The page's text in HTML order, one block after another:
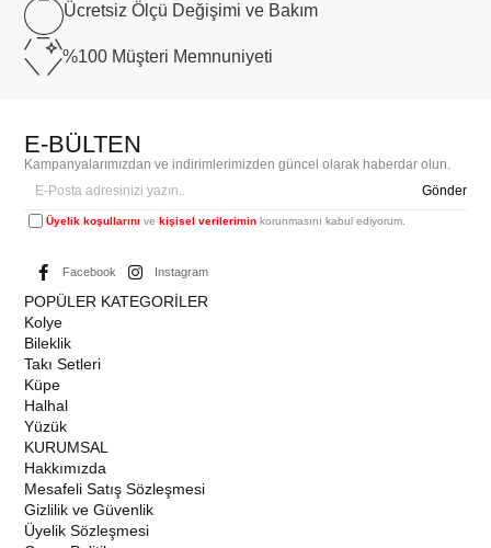
Ücretsiz Ölçü Değişimi ve Bakım
%100 Müşteri Memnuniyeti
E-BÜLTEN
Kampanyalarımızdan ve indirimlerimizden güncel olarak haberdar olun.
Gönder
Üyelik koşullarını vekişisel verilerimin korunmasını kabul ediyorum.
Facebook Instagram
POPÜLER KATEGORİLER
Kolye
Bileklik
Takı Setleri
Küpe
Halhal
Yüzük
KURUMSAL
Hakkımızda
Mesafeli Satış Sözleşmesi
Gizlilik ve Güvenlik
Üyelik Sözleşmesi